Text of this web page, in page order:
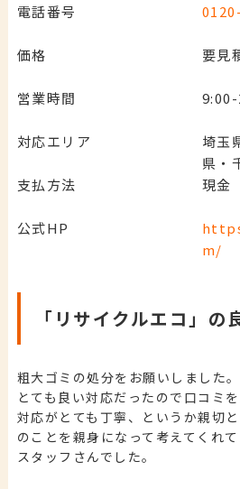
電話番号
価格 要見
営業時間
対応エリア
埼玉
県・
支払方法
現金
公式HP
m/
「リサイクルエコ」の
粗大ゴミの処分をお願いしました。
とても良い対応だったので口コミ
対応がとても丁寧、というか親切
のことを親身になって考えてくれ
スタッフさんでした。